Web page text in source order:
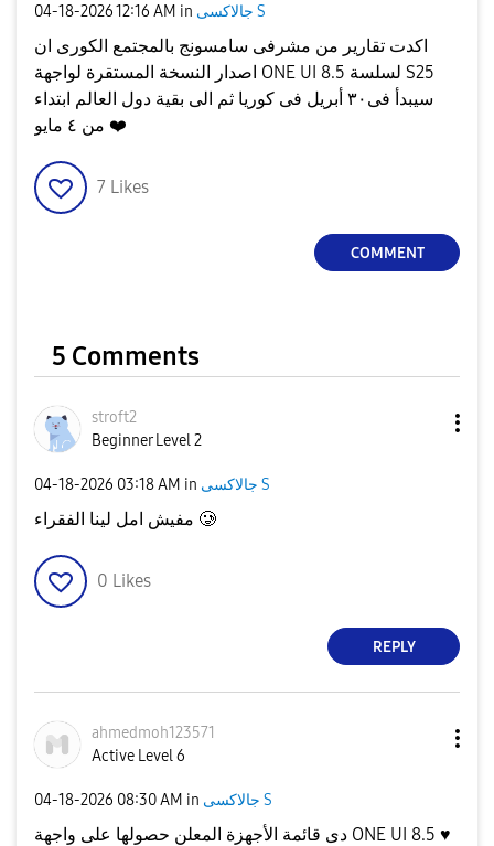
‎04-18-202612:16 AM in جالاكسى S
اكدت تقارير من مشرفى سامسونج بالمجتمع الكورى ان
اصدار النسخة المستقرة لواجهة ONE UI 8.5 لسلسة S25
سيبدأ فى٣٠ أبريل فى كوريا ثم الى بقية دول العالم ابتداء
❤️
7 Likes
COMMENT
5 Comments
stroft2
Beginner Level 2
‎04-18-2026 03:18 AM in جالاكسى S
مفيش امل لينا الفقراء 🥲
0 Likes
REPLY
ahmedmoh123571
Active Level 6
‎04-18-2026 08:30 AM in جالاكسى S
دى قائمة الأجهزة المعلن حصولها على واجهة ONE UI 8.5 ♥️